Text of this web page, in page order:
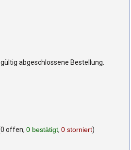
abgeschlossene Bestellung.
offen, 0 bestätigt, 0 storniert)